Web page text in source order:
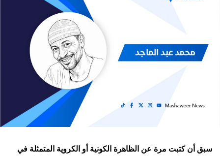
سبق أن كتبت مرة عن الظاهرة الكونية أو الكروية المتمثلة في